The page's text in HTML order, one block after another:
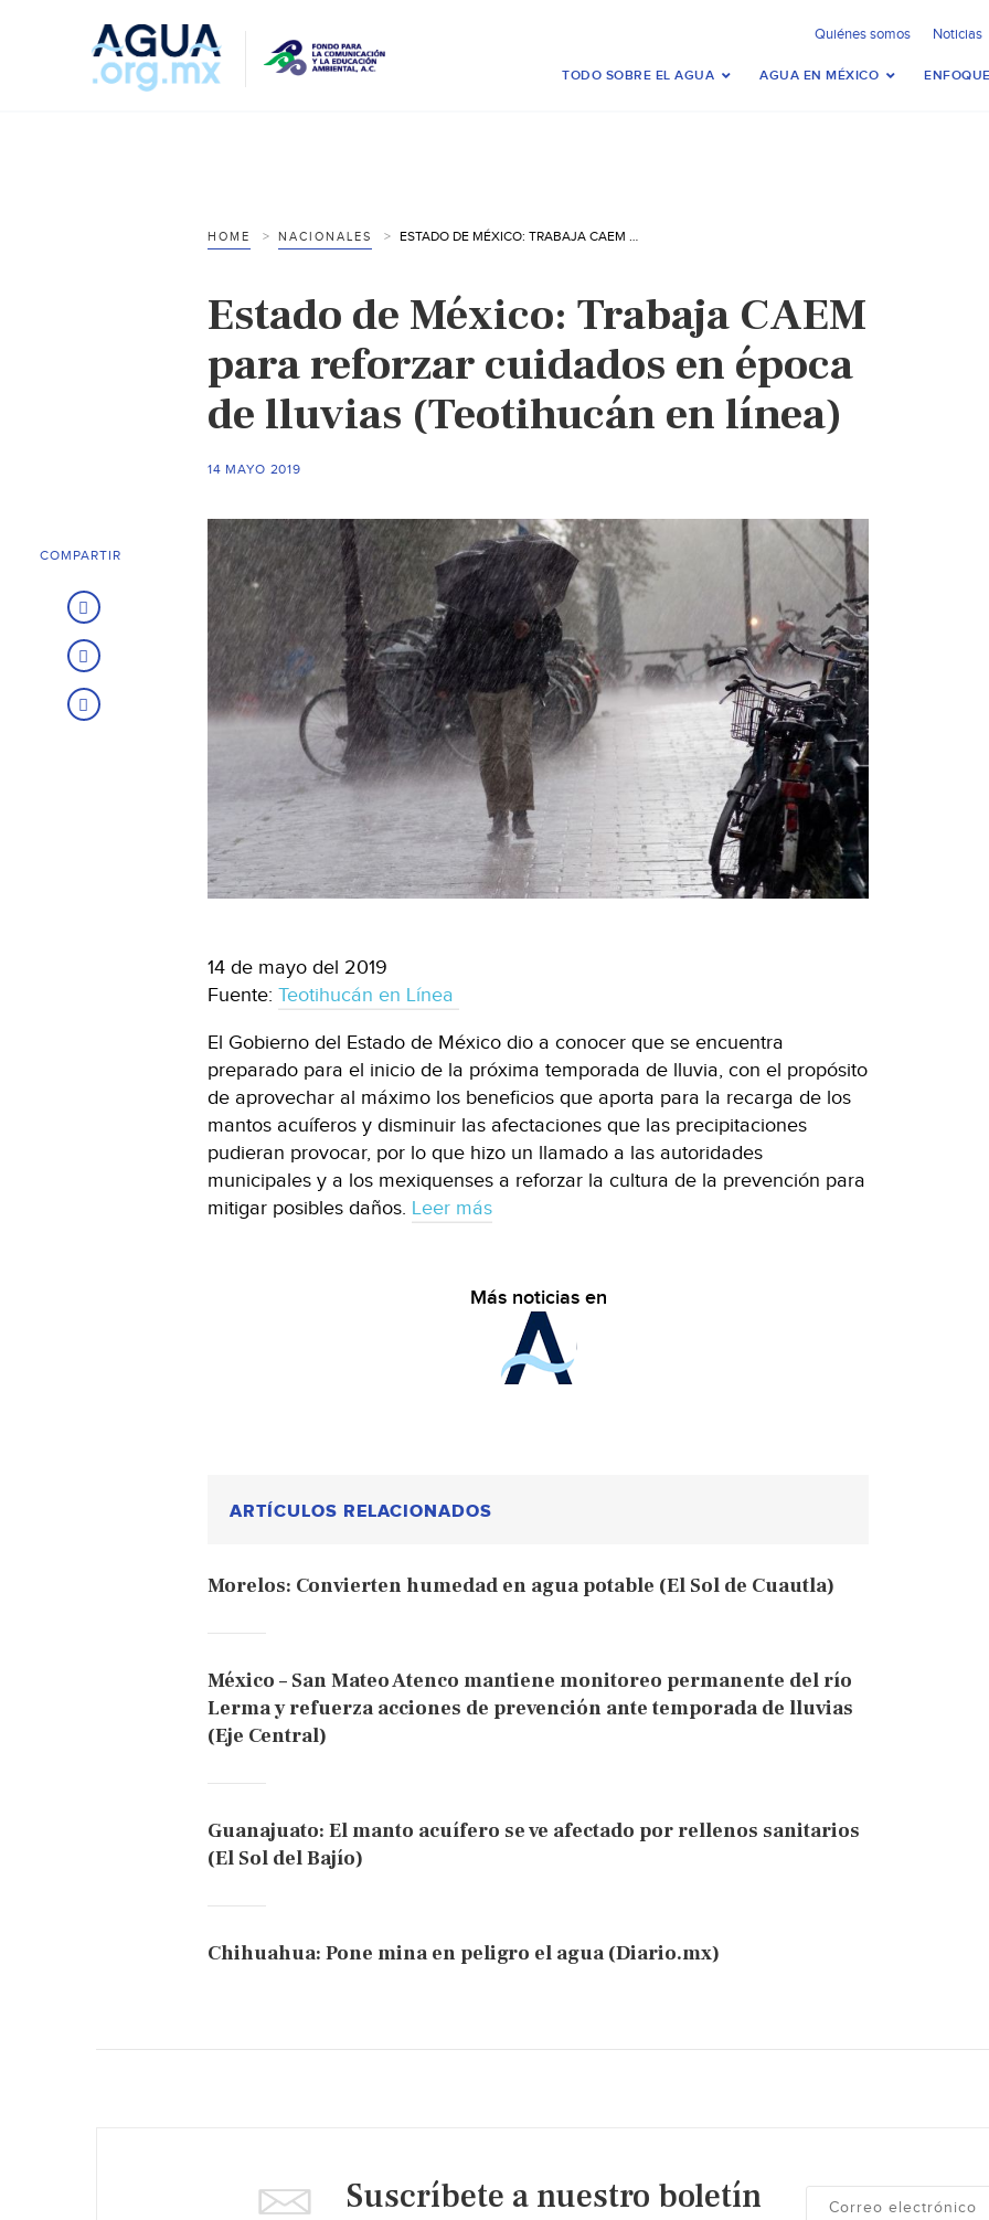
Quiénes somos Noticias
TODO SOBRE EL AGUA AGUA EN MÉXICO
HOME NACIONALES ESTADO DE MÉXICO: TRABAJA CAEM PARA REFORZAR CUIDADOS EN ÉPOCA DE LLUVIAS (TEOTIHUCÁN EN LÍNEA)
Estado de México: Trabaja CAEM
para reforzar cuidados en época
de lluvias (Teotihucán en línea)
14 MAYO 2019
14 de mayo del 2019
Fuente: Teotihucán en Línea
El Gobierno del Estado de México dio a conocer que se encuentra
preparado para el inicio de la próxima temporada de lluvia, con el propósito
de aprovechar al máximo los beneficios que aporta para la recarga de los
mantos acuíferos y disminuir las afectaciones que las precipitaciones
pudieran provocar, por lo que hizo un llamado a las autoridades
municipales y a los mexiquenses a reforzar la cultura de la prevención para
mitigar posibles daños. Leer más
Más noticias en
ARTÍCULOS RELACIONADOS
Morelos: Convierten humedad en agua potable (El Sol de Cuautla)
México – San Mateo Atenco mantiene monitoreo permanente del río
Lerma y refuerza acciones de prevención ante temporada de lluvias
(Eje Central)
Guanajuato: El manto acuífero se ve afectado por rellenos sanitarios
(El Sol del Bajío)
Chihuahua: Pone mina en peligro el agua (Diario.mx)
COMPARTIR
Suscríbete a nuestro boletín